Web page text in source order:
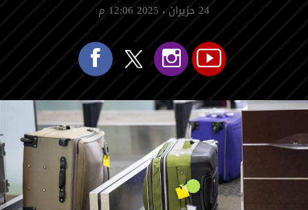
24 حزيران ، 2025 12:06 م